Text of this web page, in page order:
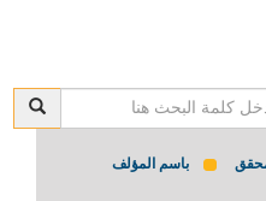
باسم المؤلف